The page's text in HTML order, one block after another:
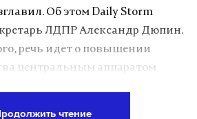
Об этом Daily Storm
ЛДПР Александр Дюпин.
речь идет о повышении
центральным аппаратом
чтение